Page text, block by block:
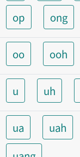
op
ong
oo ooh
u uh
ua uah